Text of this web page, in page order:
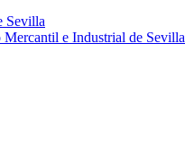
Sevilla
e Industrial de Sevilla